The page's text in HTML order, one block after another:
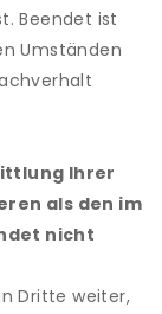
Beendet ist
Umständen
Ihrer
als den im
nicht
Dritte weiter,